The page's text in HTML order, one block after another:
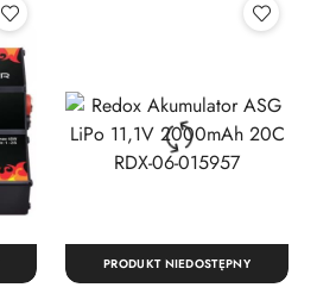
PRODUKT NIEDOSTĘPNY